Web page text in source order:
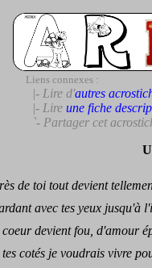
Liens connexes :
|- Lire d'autres
|- Lire une fiche
`- Partager cet
de toi tout devient
avec tes yeux jusqu'à
coeur devient fou, d'amour
cotés je voudrais vivre